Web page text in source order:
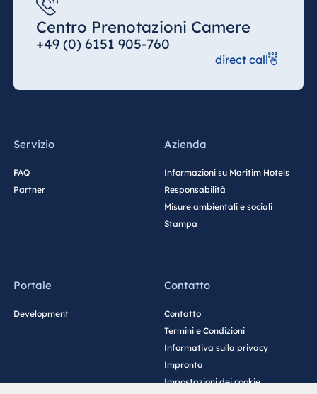
Resort Calabria
Malta
Mauritius
Centro Prenotazioni Camere
+49 (0) 6151 905-760
direct call
Servizio
FAQ
Partner
Azienda
Informazioni su Maritim Hotels
Responsabilità
Misure ambientali e sociali
Stampa
Portale
Development
Contatto
Contatto
Termini e Condizioni
Informativa sulla privacy
Impronta
Impostazioni dei cookie